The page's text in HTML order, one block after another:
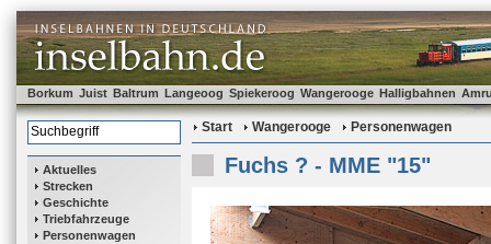
Borkum Juist Baltrum Langeoog Spiekeroog Wangerooge Halligbahnen
Aktuelles
Strecken
Geschichte
Triebfahrzeuge
Personenwagen
Start Wangerooge Personenwagen
Fuchs ? - MME "15"